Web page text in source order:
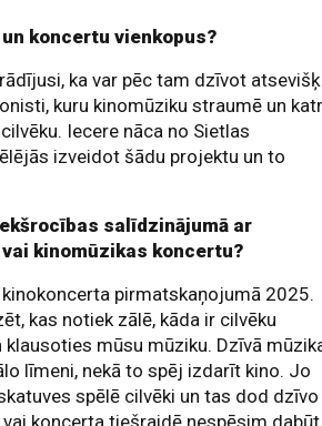
koncertu vienkopus?
ka var pēc tam dzīvot
kuru kinomūziku straumē un
Iecere nāca no Sietlas
izveidot šādu projektu un to
salīdzinājumā ar
kinomūzikas koncertu?
kinokoncerta pirmatskaņojumā 2025.
kas notiek zālē, kāda ir cilvēku
mūsu mūziku. Dzīvā
līmeni, nekā to spēj izdarīt kino. Jo
spēlē cilvēki un tas dod dzīvo
koncerta tiešraidē nespēsim dabūt.